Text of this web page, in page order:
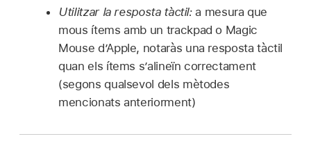
Utilitzar la resposta tàctil:a mesura que
mous ítems amb un trackpad o Magic
Mouse d’Apple, notaràs una resposta tàctil
quan els ítems s’alineïn correctament
(segons qualsevol dels mètodes
mencionats anteriorment)